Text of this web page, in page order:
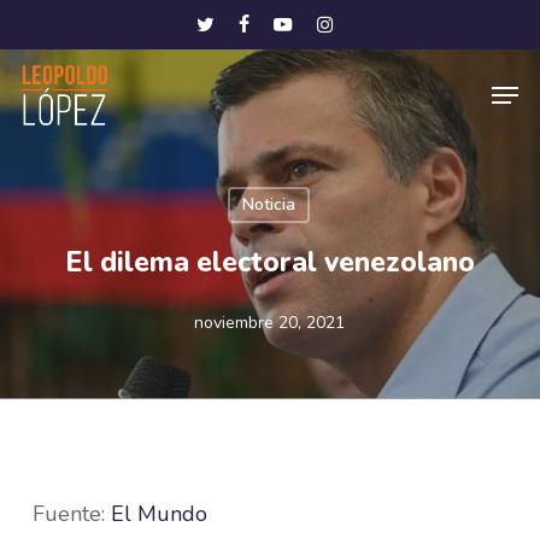
to
main
content
twitterfacebookyoutubeinstagram
Noticia
El dilema electoral venezolano
noviembre 20, 2021
Fuente: El Mundo